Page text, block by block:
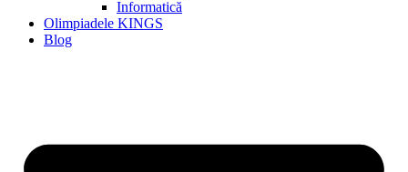
Informatică
Olimpiadele KINGS
Blog